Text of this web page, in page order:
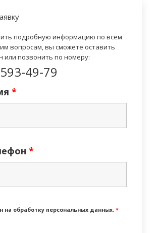
подробную информацию по всем
вопросам, вы сможете оставить
или позвонить по номеру:
49-79
*
*
на обработку персональных данных. *